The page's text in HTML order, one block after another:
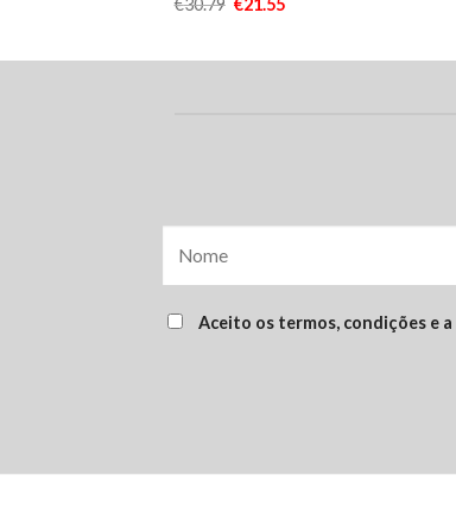
€30.79 €21.55
Aceito os termos, condições e a